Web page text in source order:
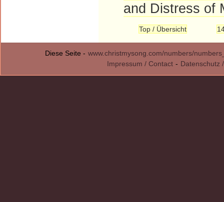
and Distress of
Top / Übersicht
Diese Seite - www.christmysong.com/numbers/
Impressum / Contact - Datenschutz